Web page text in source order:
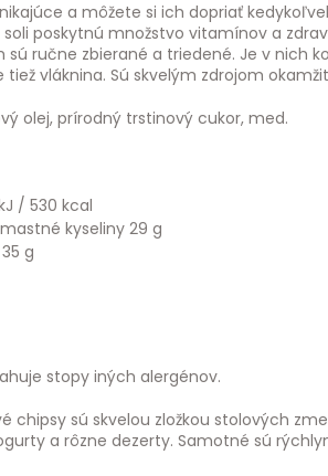
a môžete si ich dopriať
poskytnú množstvo vitamínov a
sú ručne zbierané a triedené. Je v nich
tiež vláknina. Sú skvelým zdrojom
olej, prírodný trstinový cukor, med.
/ 530 kcal
kyseliny 29 g
g
stopy iných alergénov.
chipsy sú skvelou zložkou stolových
a rôzne dezerty. Samotné sú